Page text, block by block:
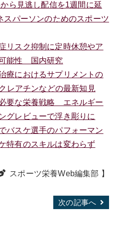
ら見逃し配信を1週間に延
スパーソンのためのスポーツ
リスク抑制に定時休憩やア
能性 国内研究
療におけるサプリメントの
アチンなどの最新知見
要な栄養戦略 エネルギー
グレビューで浮き彫りに
バスケ選手のパフォーマン
特有のスキルは変わらず
スポーツ栄養Web編集部 】
次の記事へ